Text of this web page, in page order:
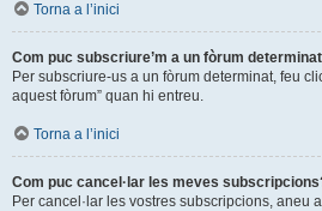
Torna a l’inici
Com puc subscriure’m a un fòrum
Per subscriure-us a un fòrum determinat, feu
aquest fòrum” quan hi entreu.
Torna a l’inici
Com puc cancel·lar les meves
Per cancel·lar les vostres subscripcions, aneu